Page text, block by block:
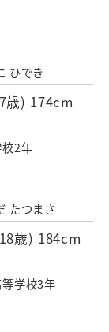
ひでき
歳) 174cm
2年
たつまさ
歳) 184cm
学校3年